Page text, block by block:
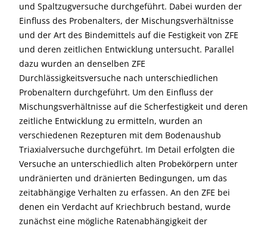
und Spaltzugversuche durchgeführt. Dabei wurden der
Einfluss des Probenalters, der Mischungsverhältnisse
und der Art des Bindemittels auf die Festigkeit von ZFE
und deren zeitlichen Entwicklung untersucht. Parallel
dazu wurden an denselben ZFE
Durchlässigkeitsversuche nach unterschiedlichen
Probenaltern durchgeführt. Um den Einfluss der
Mischungsverhältnisse auf die Scherfestigkeit und deren
zeitliche Entwicklung zu ermitteln, wurden an
verschiedenen Rezepturen mit dem Bodenaushub
Triaxialversuche durchgeführt. Im Detail erfolgten die
Versuche an unterschiedlich alten Probekörpern unter
undränierten und dränierten Bedingungen, um das
zeitabhängige Verhalten zu erfassen. An den ZFE bei
denen ein Verdacht auf Kriechbruch bestand, wurde
zunächst eine mögliche Ratenabhängigkeit der